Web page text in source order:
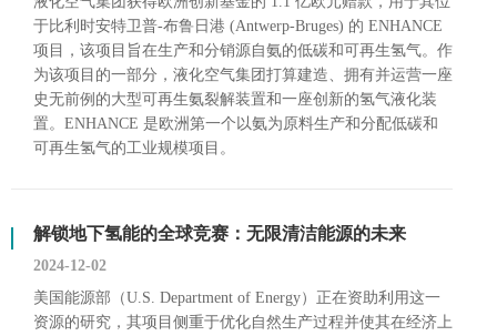
于比利时安特卫普-布鲁日港 (Antwerp-Bruges) 的 ENHANCE
项目，该项目旨在生产和分销源自氨的低碳和可再生氢气。作
为该项目的一部分，液化空气集团打算建造、拥有并运营一座
史无前例的大型可再生氨裂解装置和一座创新的氢气液化装
置。ENHANCE 是欧洲第一个以氨为原料生产和分配低碳和
可再生氢气的工业规模项目。
解锁地下氢能的全球竞赛：无限清洁能源的未来
2024-12-02
美国能源部（U.S. Department of Energy）正在资助利用这一
资源的研究，其项目侧重于优化自然生产过程并使其在经济上